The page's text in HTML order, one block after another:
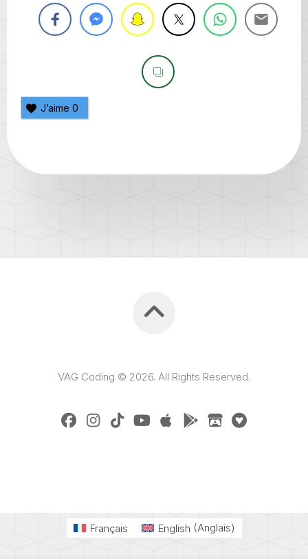
J’aime 0
VAG Coding © 2026. All Rights Reserved.
Français English (Anglais)